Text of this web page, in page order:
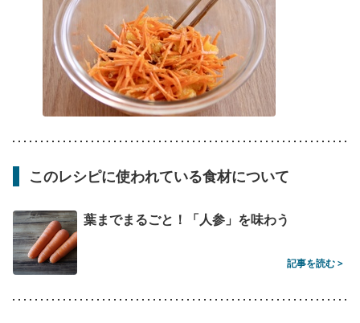
このレシピに使われている食材について
葉までまるごと！「人参」を味わう
記事を読む >